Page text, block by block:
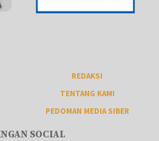
REDAKSI
TENTANG KAMI
PEDOMAN MEDIA SIBER
SOCIAL